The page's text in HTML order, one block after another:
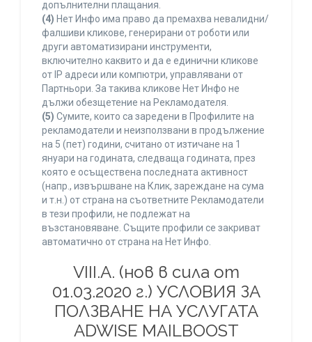
допълнителни плащания.
(4) Нет Инфо има право да премахва невалидни/
фалшиви кликове, генерирани от роботи или
други автоматизирани инструменти,
включително каквито и да е единични кликове
от IP адреси или компютри, управлявани от
Партньори. За такива кликове Нет Инфо не
дължи обезщетение на Рекламодателя.
(5) Сумите, които са заредени в Профилите на
рекламодатели и неизползвани в продължение
на 5 (пет) години, считано от изтичане на 1
януари на годината, следваща годината, през
която е осъществена последната активност
(напр., извършване на Клик, зареждане на сума
и т.н.) от страна на съответните Рекламодатели
в тези профили, не подлежат на
възстановяване. Същите профили се закриват
автоматично от страна на Нет Инфо.
VIII.A. (нов в сила от
01.03.2020 г.) УСЛОВИЯ ЗА
ПОЛЗВАНЕ НА УСЛУГАТА
ADWISE MAILBOOST